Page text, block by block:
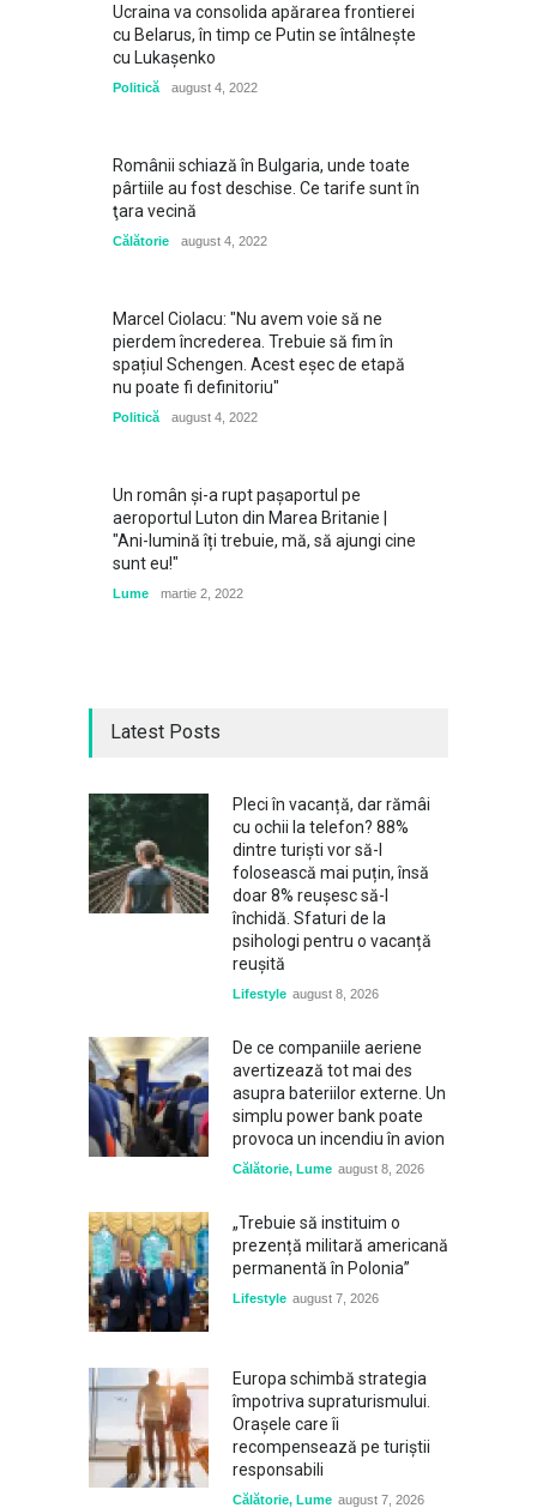
Ucraina va consolida apărarea frontierei
cu Belarus, în timp ce Putin se întâlneşte
cu Lukaşenko
Politică august 4, 2022
Românii schiază în Bulgaria, unde toate
pârtiile au fost deschise. Ce tarife sunt în
ţara vecină
Călătorie august 4, 2022
Marcel Ciolacu: "Nu avem voie să ne
pierdem încrederea. Trebuie să fim în
spațiul Schengen. Acest eșec de etapă
nu poate fi definitoriu"
Politică august 4, 2022
Un român și-a rupt pașaportul pe
aeroportul Luton din Marea Britanie |
"Ani-lumină îți trebuie, mă, să ajungi cine
sunt eu!"
Lume martie 2, 2022
Latest Posts
Pleci în vacanță, dar rămâi
cu ochii la telefon? 88%
dintre turiști vor să-l
folosească mai puțin, însă
doar 8% reușesc să-l
închidă. Sfaturi de la
psihologi pentru o vacanță
reușită
Lifestyle august 8, 2026
De ce companiile aeriene
avertizează tot mai des
asupra bateriilor externe. Un
simplu power bank poate
provoca un incendiu în avion
Călătorie, Lume august 8, 2026
„Trebuie să instituim o
prezență militară americană
permanentă în Polonia”
Lifestyle august 7, 2026
Europa schimbă strategia
împotriva supraturismului.
Orașele care îi
recompensează pe turiștii
responsabili
Călătorie, Lume august 7, 2026